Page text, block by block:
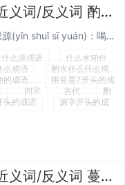
酌水知源解释意思 酌水知源近义词/反义词 酌水知源的出处解释
成语名称：酌水知源：成语近义： 饮水思源(yǐn shuǐ sī yuán)：喝水时想到水源。比喻不忘本。酌盈剂虚 字斟句酌 酌水知源 酌古斟今 句斟字酌 酌古准今 酌古御今 酌古沿今 清酌庶羞 低唱浅酌 浅斟低酌 酌盈注虚 蠡酌管窥 酌古...
么源成语
什么水知什
么成语
酌水什么什么成
的成语
拼音是Z开头的成
四字 古代
酌
头的成语
源字开头的成
蔓引株连解释意思 蔓引株连近义词/反义词 蔓引株连的出处解释